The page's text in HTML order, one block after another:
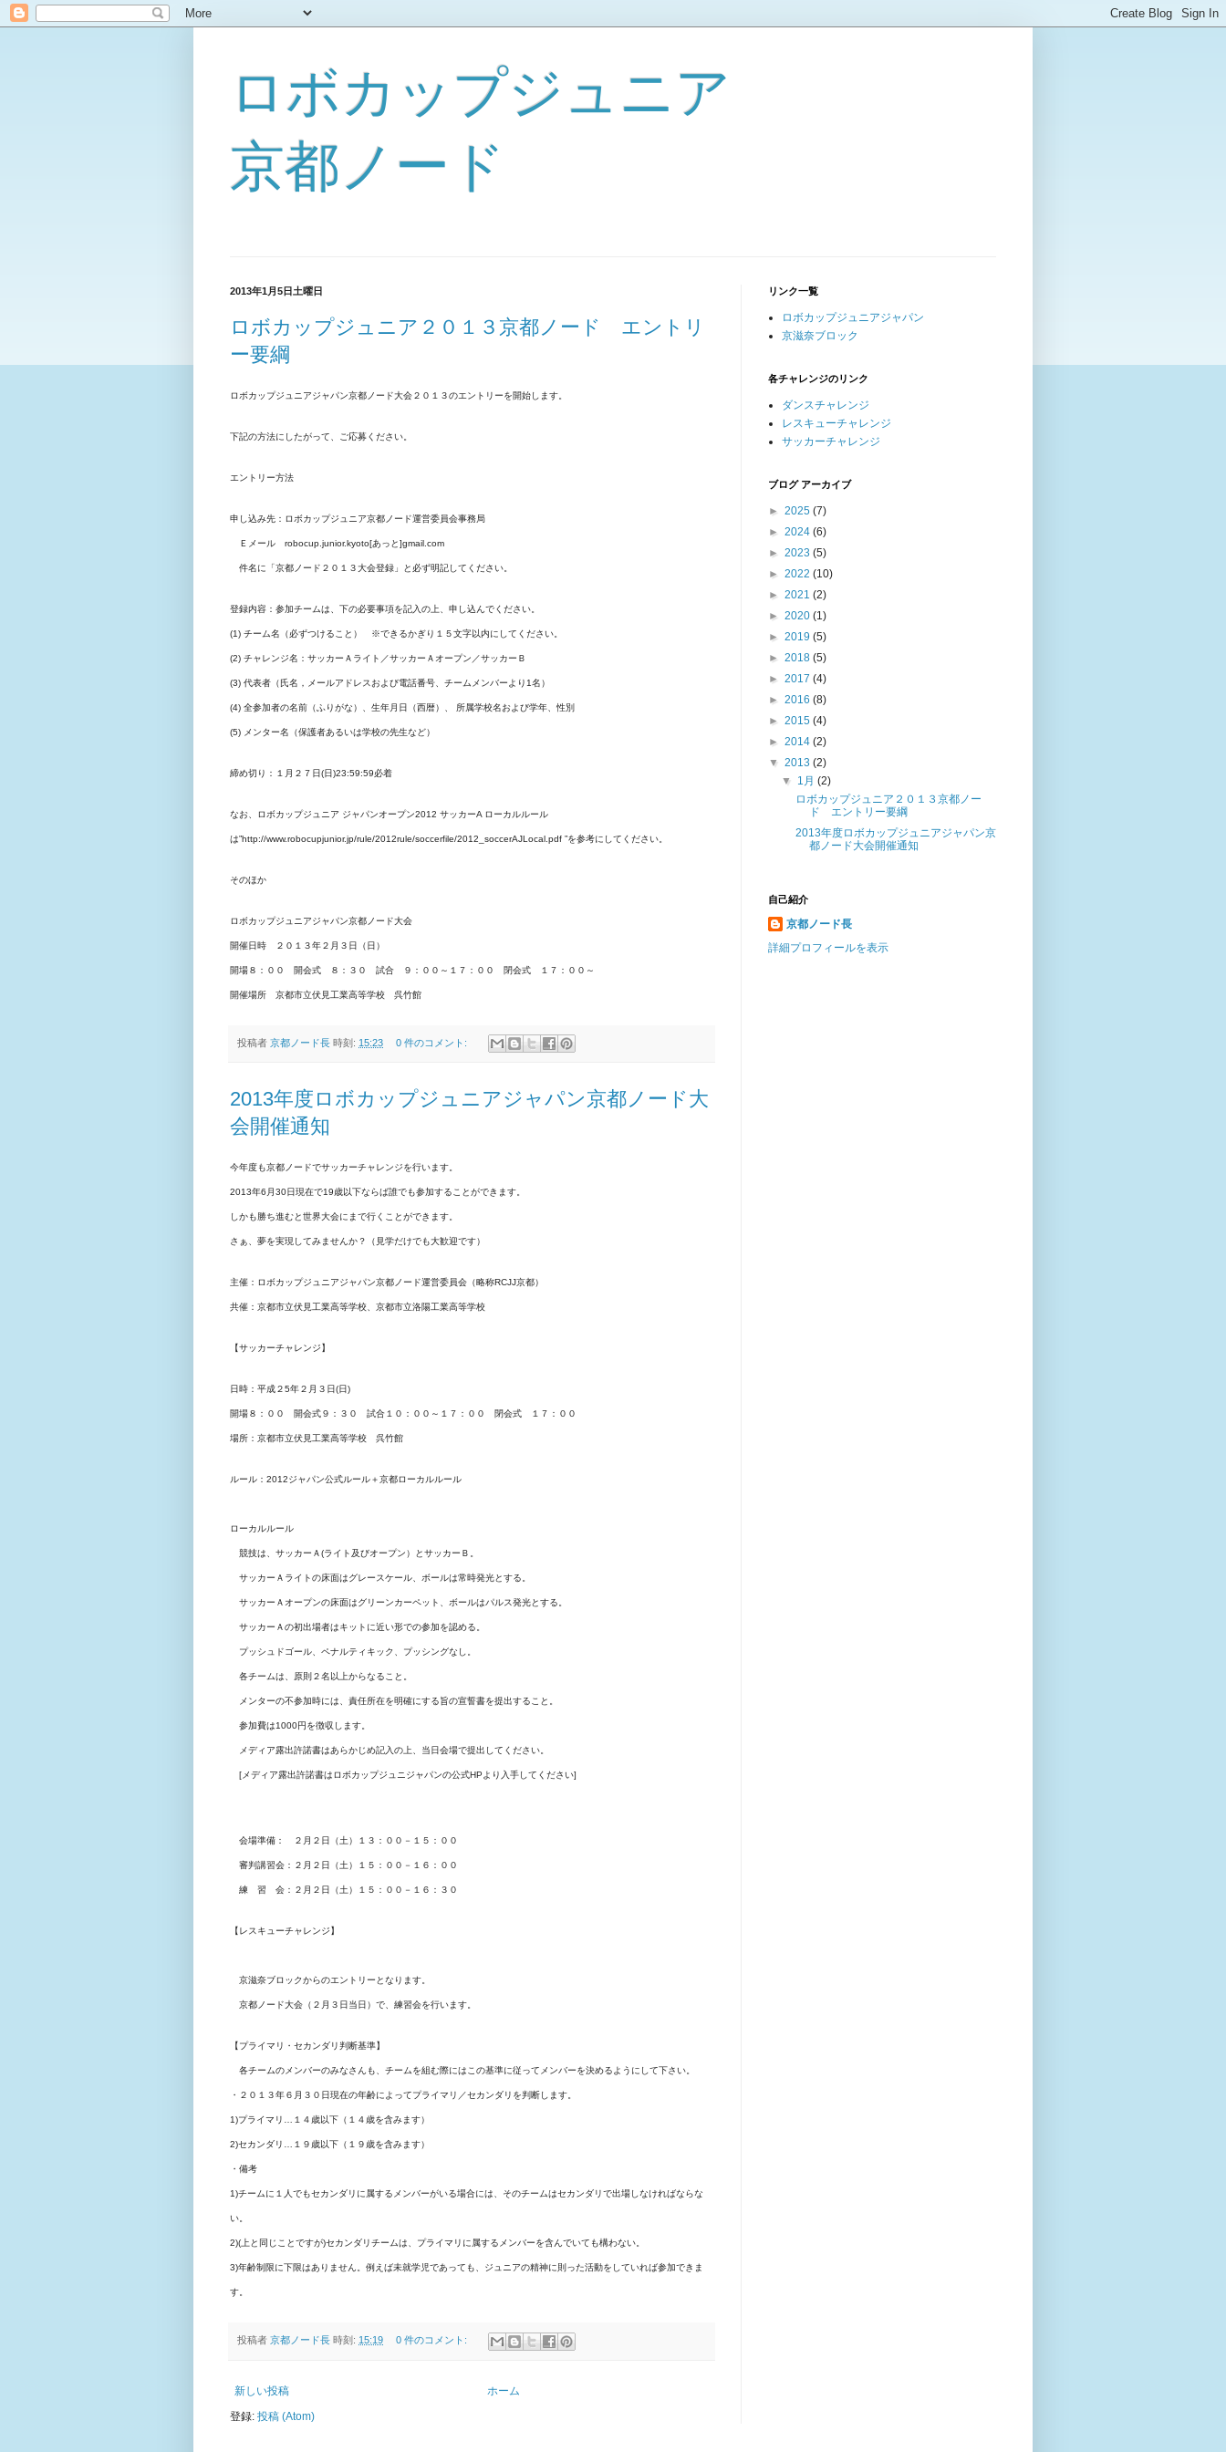
ロボカップジュニア
京都ノード
2013年1月5日土曜日
ロボカップジュニア２０１３京都ノード エントリ
ー要綱
ロボカップジュニアジャパン京都ノード大会２０１３のエントリーを開始します。
下記の方法にしたがって、ご応募ください。
エントリー方法
申し込み先：ロボカップジュニア京都ノード運営委員会事務局
Ｅメール robocup.junior.kyoto[あっと]gmail.com
件名に「京都ノード２０１３大会登録」と必ず明記してください。
登録内容：参加チームは、下の必要事項を記入の上、申し込んでください。
(1) チーム名（必ずつけること） ※できるかぎり１５文字以内にしてください。
(2) チャレンジ名：サッカーＡライト／サッカーＡオープン／サッカーＢ
(3) 代表者（氏名，メールアドレスおよび電話番号、チームメンバーより1名）
(4) 全参加者の名前（ふりがな）、生年月日（西暦）、 所属学校名および学年、性別
(5) メンター名（保護者あるいは学校の先生など）
締め切り：１月２７ 日(日)23:59:59必着
なお、ロボカップジュニア ジャパンオープン2012 サッカーA ローカルルール
は”http://www.robocupjunior.jp/rule/2012rule/soccerfile/2012_soccerAJLocal.pdf ”を参考にしてください。
そのほか
ロボカップジュニアジャパン京都ノード大会
開催日時 ２０１３年２ 月３日（日）
開場８：００ 開会式 ８：３０ 試合 ９：００～１７：００ 閉会式 １７：００～
開催場所 京都市立伏見工業高等学校 呉竹館
投稿者 京都ノード長 時刻: 15:23 0 件のコメント:
2013年度ロボカップジュニアジャパン京都ノード大
会開催通知
今年度も京都ノードでサッカーチャレンジを行います。
2013年6月30日現在で19歳以下ならば誰でも参加することができます。
しかも勝ち進むと世界大会にまで行くことができます。
さぁ、夢を実現してみませんか？（見学だけでも大歓迎です）
主催：ロボカップジュニアジャパン京都ノード運営委員会（略称RCJJ京都）
共催：京都市立伏見工業高等学校、京都市立洛陽工業高等学校
【サッカーチャレンジ】
日時：平成２5年２月３日(日)
開場８：００ 開会式９：３０ 試合１０：００～１７：００ 閉会式 １７：００
場所：京都市立伏見工業高等学校 呉竹館
ルール：2012ジャパン公式ルール＋京都ローカルルール
ローカルルール
競技は、サッカーＡ(ライト及びオープン）とサッカーＢ。
サッカーＡライトの床面はグレースケール、ボールは常時発光とする。
サッカーＡオープンの床面はグリーンカーペット、ボールはパルス発光とする。
サッカーＡの初出場者はキットに近い形での参加を認める。
プッシュドゴール、ペナルティキック、プッシングなし。
各チームは、原則２名以上からなること。
メンターの不参加時には、責任所在を明確にする旨の宣誓書を提出すること。
参加費は1000円を徴収します。
メディア露出許諾書はあらかじめ記入の上、当日会場で提出してください。
[メディア露出許諾書はロボカップジュニジャパンの公式HPより入手してください]
会場準備： ２月２日（土）１３：００－１５：００
審判講習会：２月２日（土）１５：００－１６：００
練 習 会：２月２日（土）１５：００－１６：３０
【レスキューチャレンジ】
京滋奈ブロックからのエントリーとなります。
京都ノード大会（２月３日当日）で、練習会を行います。
【プライマリ・セカンダリ判断基準】
各チームのメンバーのみなさんも、チームを組む際にはこの基準に従ってメンバーを決めるようにして下さい。
・２０１３年６月３０日現在の年齢によってプライマリ／セカンダリを判断します。
1)プライマリ…１４歳以下（１４歳を含みます）
2)セカンダリ…１９歳以下（１９歳を含みます）
・備考
1)チームに１人でもセカンダリに属するメンバーがいる場合には、そのチームはセカンダリで出場しなければならな
い。
2)(上と同じことですが)セカンダリチームは、プライマリに属するメンバーを含んでいても構わない。
3)年齢制限に下限はありません。例えば未就学児であっても、ジュニアの精神に則った活動をしていれば参加できま
す。
投稿者 京都ノード長 時刻: 15:19 0 件のコメント:
新しい投稿
ホーム
登録: 投稿 (Atom)
リンク一覧
ロボカップジュニアジャパン
京滋奈ブロック
各チャレンジのリンク
ダンスチャレンジ
レスキューチャレンジ
サッカーチャレンジ
ブログ アーカイブ
► 2025 (7)
► 2024 (6)
► 2023 (5)
► 2022 (10)
► 2021 (2)
► 2020 (1)
► 2019 (5)
► 2018 (5)
► 2017 (4)
► 2016 (8)
► 2015 (4)
► 2014 (2)
▼ 2013 (2)
▼ 1月(2)
ロボカップジュニア２０１３京都ノー
ド エントリー要綱
2013年度ロボカップジュニアジャパン京
都ノード大会開催通知
自己紹介
京都ノード長
詳細プロフィールを表示